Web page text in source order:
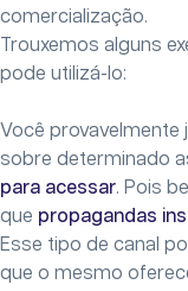
comercialização.
Trouxemos alguns
pode utilizá-lo:
Você provavelmente
sobre determinado
para acessar. Pois
que propagandas
Esse tipo de canal
que o mesmo